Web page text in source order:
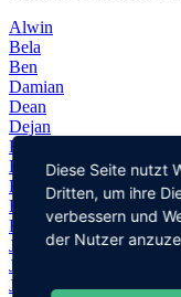
Alwin
Bela
Ben
Damian
Dean
Dejan
Eliah
Elian
Elias
Emil
Emilian
Jannes
Jari
Joel
Diese Seite nutzt
Dritten, um ihre
verbessern und
der Nutzer